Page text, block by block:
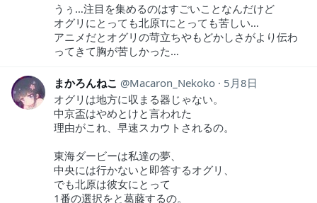
うぅ…注目を集めるのはすごいことなんだけど
オグリにとっても北原Tにとっても苦しい…
アニメだとオグリの苛立ちやもどかしさがより伝わ
ってきて胸が苦しかった…
まかろんねこ Macaron_Nekoko
5月8日
オグリは地方に収まる器じゃない。
中京盃はやめとけと言われた
理由がこれ、早速スカウトされるの。
東海ダービーは私達の夢、
中央には行かないと即答するオグリ、
でも北原は彼女にとって
1番の選択をと葛藤するの。